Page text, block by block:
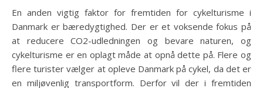
En anden vigtig faktor for fremtiden for cykelturisme i
Danmark er bæredygtighed. Der er et voksende fokus på
at reducere CO2-udledningen og bevare naturen, og
cykelturisme er en oplagt måde at opnå dette på. Flere og
flere turister vælger at opleve Danmark på cykel, da det er
en miljøvenlig transportform. Derfor vil der i fremtiden